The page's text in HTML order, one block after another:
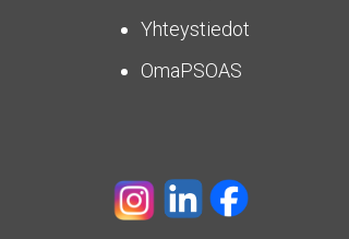
Yhteystiedot
OmaPSOAS